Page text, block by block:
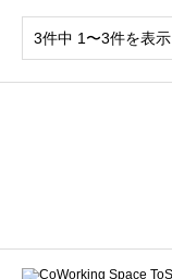
3件中 1〜3件を表示